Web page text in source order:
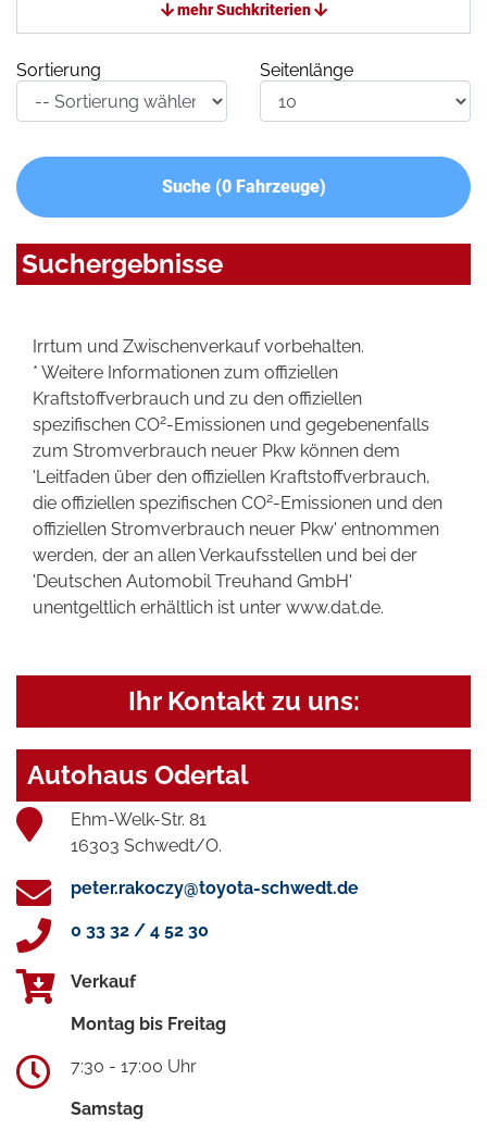
mehr Suchkriterien
Sortierung Seitenlänge
Suche (0Fahrzeuge)
Suchergebnisse
Irrtum und Zwischenverkauf vorbehalten.
* Weitere Informationen zum offiziellen
Kraftstoffverbrauch und zu den offiziellen
spezifischen CO2-Emissionen und gegebenenfalls
zum Stromverbrauch neuer Pkw können dem
'Leitfaden über den offiziellen Kraftstoffverbrauch,
die offiziellen spezifischen CO2-Emissionen und den
offiziellen Stromverbrauch neuer Pkw' entnommen
werden, der an allen Verkaufsstellen und bei der
'Deutschen Automobil Treuhand GmbH'
unentgeltlich erhältlich ist unter www.dat.de.
Ihr Kontakt zu uns:
Autohaus Odertal
Ehm-Welk-Str. 81
16303 Schwedt/O.
peter.rakoczy@toyota-schwedt.de
0 33 32 / 4 52 30
Verkauf
Montag bis Freitag
7:30 - 17:00 Uhr
Samstag